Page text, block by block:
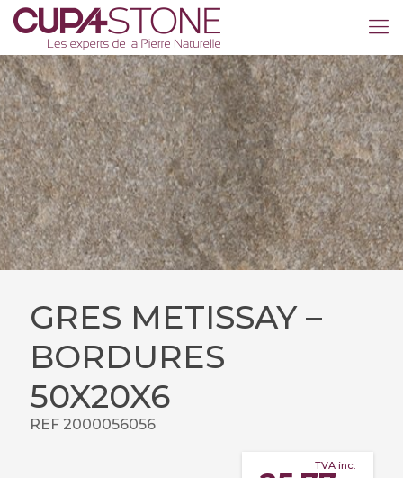
GRES METISSAY –
BORDURES
50X20X6
REF 2000056056
TVA inc.